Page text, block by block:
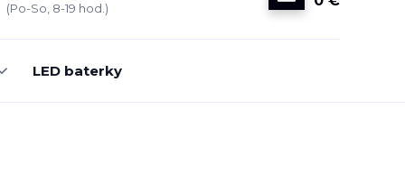
(Po-So, 8-19 hod.)
LED baterky